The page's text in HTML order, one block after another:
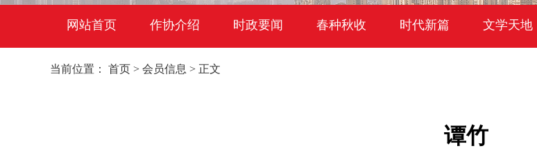
网站首页 作协介绍 时政要闻 春种秋收 时代新篇 文学天地
当前位置： 首页 > 会员信息 > 正文
谭竹